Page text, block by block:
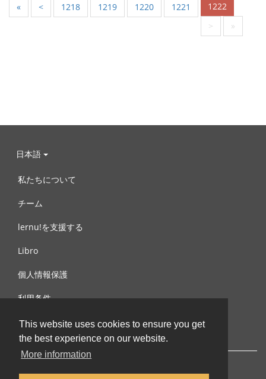
This website uses cookies to ensure you get
the best experience on our website.
More information
« < 1218 1219 1220 1221
1222
>
»
日本語
私たちについて
チーム
lernu!を支援する
Libro
個人情報保護
利用条件
お問合せ